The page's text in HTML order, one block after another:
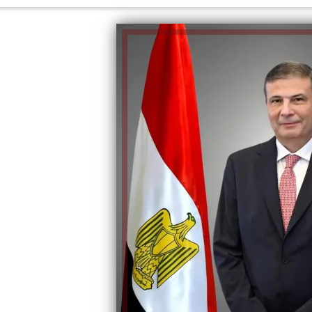
الكاتبة إلهام شرشر تهنئ الرئيس
السيسي بعيد ميلاده وتُشيد بجهوده رسالتى لآخر الزمان «محطة الضبعة